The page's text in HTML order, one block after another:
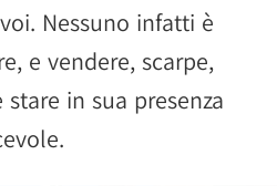
Nessuno infatti è
e vendere, scarpe,
in sua presenza